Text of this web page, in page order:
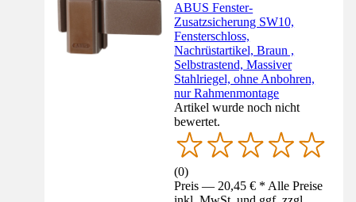
ABUS Fenster-
Zusatzsicherung SW10,
Fensterschloss,
Nachrüstartikel, Braun ,
Selbstrastend, Massiver
Stahlriegel, ohne Anbohren,
nur Rahmenmontage
Artikel wurde noch nicht
bewertet.
(0)
Preis — 20,45 € * Alle Preise